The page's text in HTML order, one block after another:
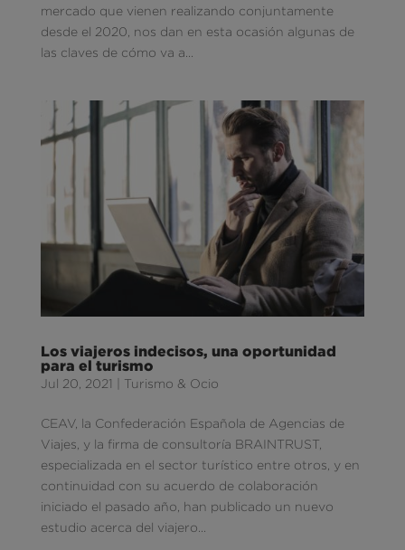
mercado que vienen realizando conjuntamente
desde el 2020, nos dan en esta ocasión algunas de
las claves de cómo va a...
Los viajeros indecisos, una oportunidad
para el turismo
Jul 20, 2021 Turismo & Ocio
CEAV, la Confederación Española de Agencias de
Viajes, y la firma de consultoría BRAINTRUST,
especializada en el sector turístico entre otros, y en
continuidad con su acuerdo de colaboración
iniciado el pasado año, han publicado un nuevo
estudio acerca del viajero...